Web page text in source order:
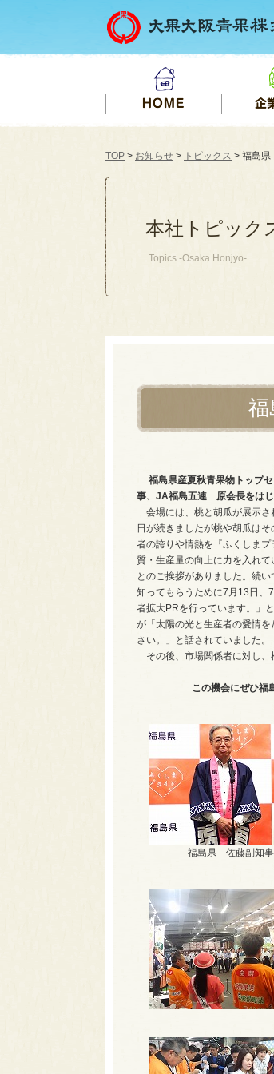
TOP > お知らせ > トピックス > 福島県
本社トピック
Topics -Osaka Honjyo-
福
福島県産夏秋青果物トップ
事、JA福島五連 原会長をはじ
会場には、桃と胡瓜が展示
日が続きましたが桃や胡瓜は
者の誇りや情熱を『ふくしま
質・生産量の向上に力を入れて
とのご挨拶がありました。続
知ってもらうために7月13日、
者拡大PRを行っています。」
が「太陽の光と生産者の愛情
さい。」と話されていました。
その後、市場関係者に対し、
この機会にぜひ福
福島県 佐藤副知事